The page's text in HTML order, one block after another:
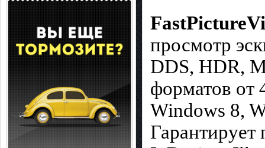
просмотр
DDS, HDR,
форматов от
Windows 8,
Гарантирует